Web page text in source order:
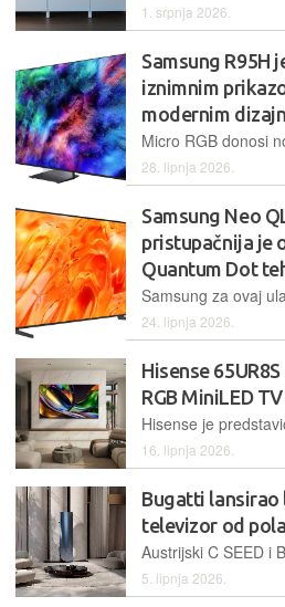
1. srpnja 2026.
Samsung R95H
iznimnim
modernim
28. lipnja 2026.
Samsung Neo
pristupačnija je
Quantum Dot
24. lipnja 2026.
Hisense
RGB MiniLED
16. lipnja 2026.
Bugatti lansirao
televizor od
5. lipnja 2026.